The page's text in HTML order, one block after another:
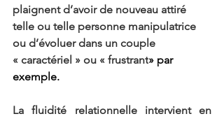
plaignent d’avoir de nouveau attiré
telle ou telle personne manipulatrice
ou d’évoluer dans un couple
« caractériel » ou « frustrant» par
exemple.
La fluidité relationnelle intervient en